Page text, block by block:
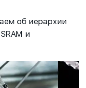
об иерархии
и